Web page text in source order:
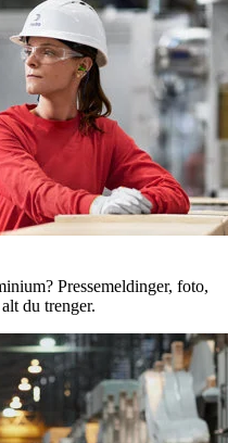
Pressemeldinger, foto,
du trenger.